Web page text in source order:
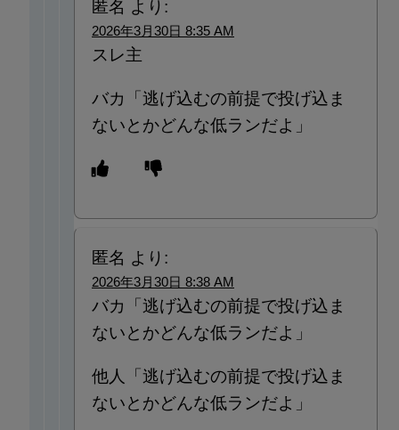
匿名 より:
2026年3月30日 8:35 AM
スレ主
バカ「逃げ込むの前提で投げ込ま
ないとかどんな低ランだよ」
匿名 より:
2026年3月30日 8:38 AM
バカ「逃げ込むの前提で投げ込ま
ないとかどんな低ランだよ」
他人「逃げ込むの前提で投げ込ま
ないとかどんな低ランだよ」